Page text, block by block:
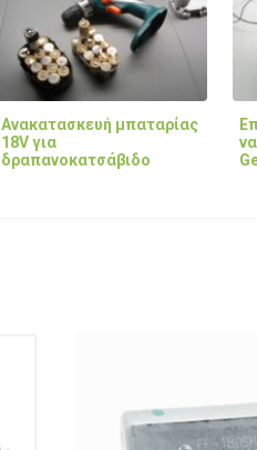
Ανακατασκευή μπαταρίας
18V για
δραπανοκατσάβιδο